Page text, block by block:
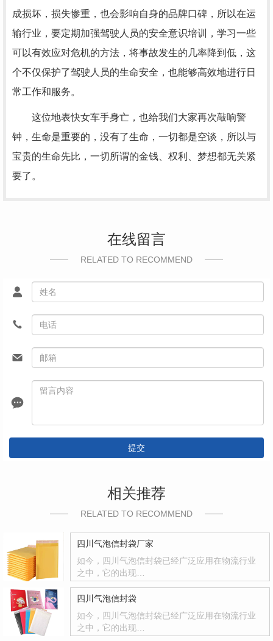
成损坏，损失惨重，也会影响自身的品牌口碑，所以在运
输行业，要定期加强驾驶人员的安全意识培训，学习一些
可以有效应对危机的方法，将事故发生的几率降到低，这
个不仅保护了驾驶人员的生命安全，也能够高效地进行日
常工作和服务。
这位地表快女车手身亡，也给我们大家再次敲响警
钟，生命是重要的，没有了生命，一切都是空谈，所以与
宝贵的生命先比，一切所谓的金钱、权利、梦想都无关紧
要了。
在线留言
RELATED TO RECOMMEND
提交
相关推荐
RELATED TO RECOMMEND
四川气泡信封袋厂家
如今，四川气泡信封袋已经广泛应用在物流行业
之中，它的出现…
四川气泡信封袋
如今，四川气泡信封袋已经广泛应用在物流行业
之中，它的出现…